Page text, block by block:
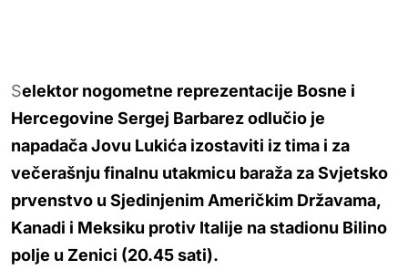
Selektor nogometne reprezentacije Bosne i
Hercegovine Sergej Barbarez odlučio je
napadača Jovu Lukića izostaviti iz tima i za
večerašnju finalnu utakmicu baraža za Svjetsko
prvenstvo u Sjedinjenim Američkim Državama,
Kanadi i Meksiku protiv Italije na stadionu Bilino
polje u Zenici (20.45 sati).